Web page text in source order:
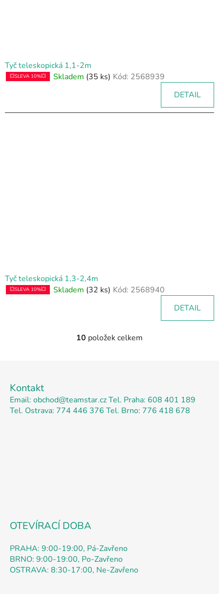
Tyč teleskopická 1,1-2m
💥SLEVA 10%💥 Skladem (35 ks) Kód: 2568939
DETAIL
Tyč teleskopická 1,3-2,4m
💥SLEVA 10%💥 Skladem (32 ks) Kód: 2568940
DETAIL
O
a
c
10 položek celkem
Kontakt
Email: obchod@teamstar.czTel. Praha: 608 401 189
Tel. Ostrava: 774 446 376 Tel. Brno: 776 418 678
OTEVÍRACÍ DOBA
PRAHA: 9:00-19:00, Pá-Zavřeno
BRNO: 9:00-19:00, Po-Zavřeno
OSTRAVA: 8:30-17:00, Ne-Zavřeno